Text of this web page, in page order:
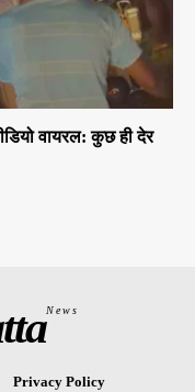
वायरल: कुछ ही देर
News
Privacy Policy